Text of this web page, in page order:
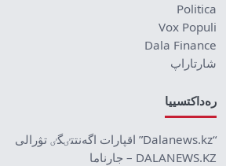
Politica
Vox Populi
Dala Finance
شارتاراپ
رەداكتسييا
“Dalanews.kz” اقپارات اگەنتتٸگٸ تۋرالى
DALANEWS.KZ – جارناما